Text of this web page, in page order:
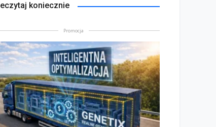
koniecznie
Promocja